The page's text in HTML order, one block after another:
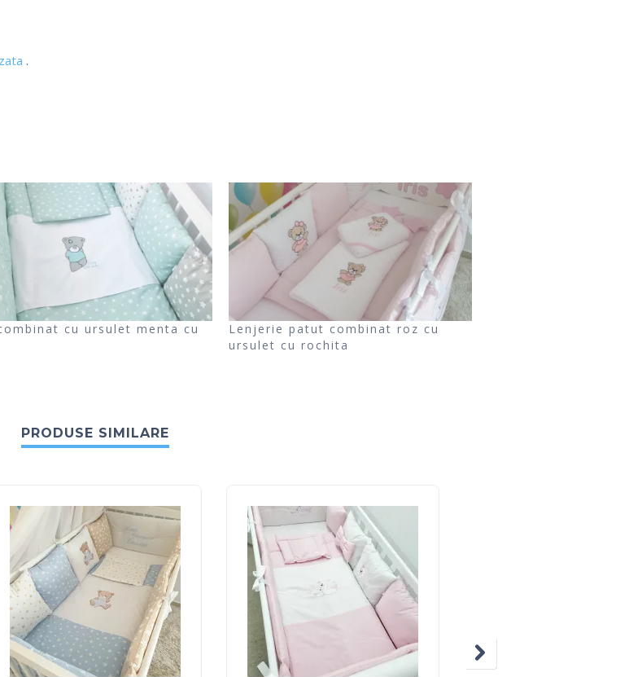
.
cu ursulet menta cu
Lenjerie patut combinat roz cu
ursulet cu rochita
PRODUSE SIMILARE